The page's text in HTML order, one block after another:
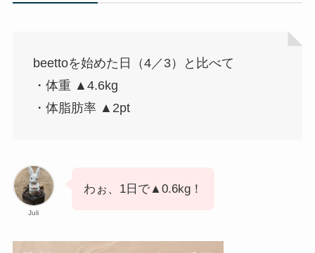
beettoを始めた日（4／3）と比べて
・体重 ▲4.6kg
・体脂肪率 ▲2pt
Juli
わぉ、1日で▲0.6kg！